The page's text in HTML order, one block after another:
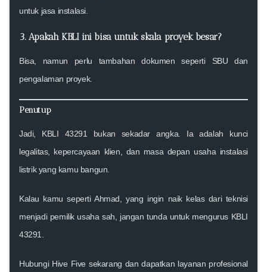
untuk jasa instalasi
3. Apakah KBLI ini bisa untuk skala proyek besar?
Bisa, namun perlu tambahan dokumen seperti SBU dan
pengalaman proyek.
Penutup
Jadi, KBLI 43291 bukan sekadar angka. Ia adalah kunci
legalitas, kepercayaan klien, dan masa depan usaha instalasi
listrik yang kamu bangun.
Kalau kamu seperti Ahmad, yang ingin naik kelas dari teknisi
menjadi pemilik usaha sah, jangan tunda untuk mengurus KBLI
43291.
Hubungi Hive Five sekarang dan dapatkan layanan profesional